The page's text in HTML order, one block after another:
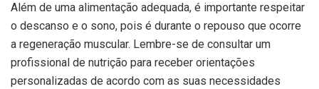
Além de uma alimentação adequada, é importante respeitar
o descanso e o sono, pois é durante o repouso que ocorre
a regeneração muscular. Lembre-se de consultar um
profissional de nutrição para receber orientações
personalizadas de acordo com as suas necessidades